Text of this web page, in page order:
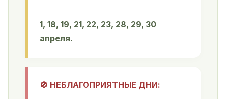
1, 18, 19, 21, 22, 23, 28, 29, 30
апреля.
🚫 НЕБЛАГОПРИЯТНЫЕ ДНИ: